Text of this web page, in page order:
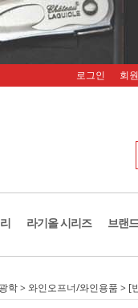
로그인 회
라기올 시리즈 브랜드
학>와인오프너/와인용품 > [